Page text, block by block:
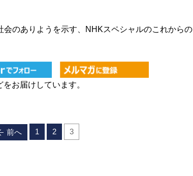
のありようを示す、NHKスペシャルのこれからの
をお届けしています。
前へ 1 2 3